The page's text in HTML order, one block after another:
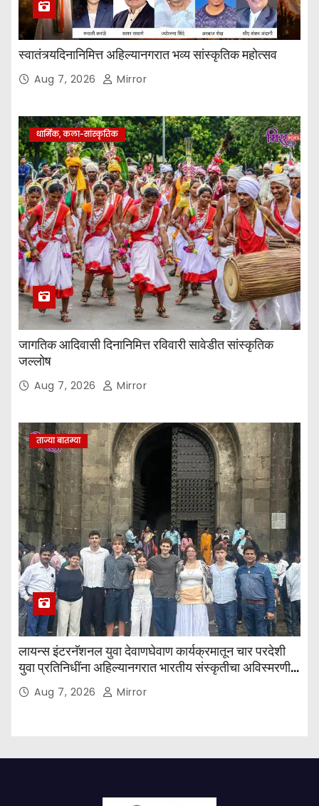
स्वातंत्र्यदिनानिमित्त अहिल्यानगरात भव्य सांस्कृतिक महोत्सव
Aug 7, 2026 Mirror
धार्मिक, कला-सांस्कृतिक
जागतिक आदिवासी दिनानिमित्त रविवारी सावेडीत सांस्कृतिक
जल्लोष
Aug 7, 2026 Mirror
ताज्या बातम्या
लायन्स इंटरनॅशनल युवा देवाणघेवाण कार्यक्रमातून चार परदेशी
युवा प्रतिनिधींना अहिल्यानगरात भारतीय संस्कृतीचा अविस्मरणीय
अनुभवAug 7, 2026 Mirror